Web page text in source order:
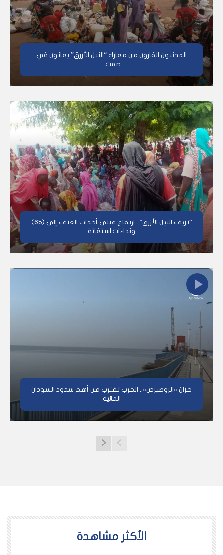
المدنيون الفارون من معارك “النيل الأزرق” يعانون في
صمت
“نزيف النيل الأزرق”.. ارتفاع قتلى أحداث العنف إلى (65)
ونداءات استغاثة
خزان «الروصيرص».. الحرب تقترب من أهم سدود السودان
المائية
اﻷكثر مشاهدة